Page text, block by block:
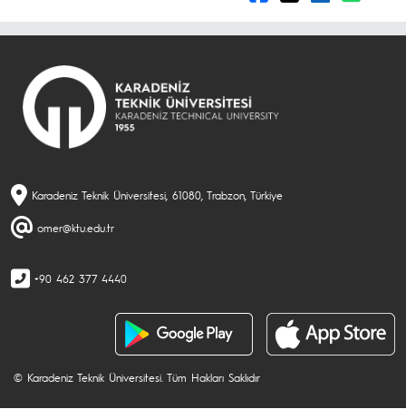
Karadeniz Teknik Üniversitesi, 61080, Trabzon, Türkiye
omer@ktu.edu.tr
+90 462 377 4440
© Karadeniz Teknik Üniversitesi. Tüm Hakları Saklıdır